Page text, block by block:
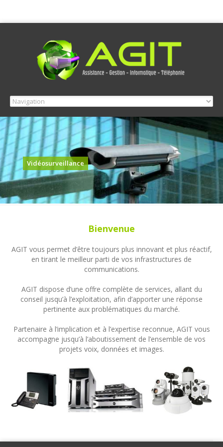
Vidéosurveillance
Bienvenue
AGIT vous permet d’être toujours plus innovant et plus réactif,
en tirant le meilleur parti de vos infrastructures de
communications.
AGIT dispose d’une offre complète de services, allant du
conseil jusqu’à l’exploitation, afin d’apporter une réponse
pertinente aux problématiques du marché.
Partenaire à l’implication et à l’expertise reconnue, AGIT vous
accompagne jusqu’à l’aboutissement de l’ensemble de vos
projets voix, données et images.